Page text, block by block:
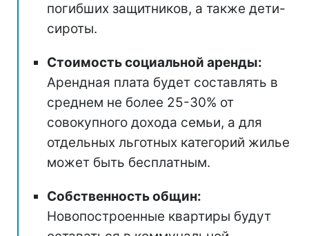
погибших защитников, а также дети-
сироты.
Стоимость социальной аренды:
Арендная плата будет составлять в
среднем не более 25-30% от
совокупного дохода семьи, а для
отдельных льготных категорий жилье
может быть бесплатным.
Собственность общин:
Новопостроенные квартиры будут